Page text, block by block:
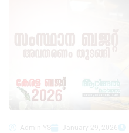
Admin YS January 29, 2026